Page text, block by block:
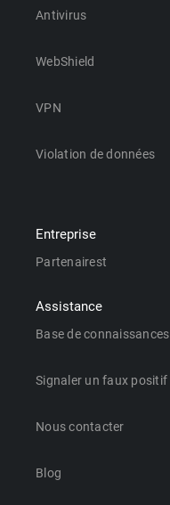
Antivirus
WebShield
VPN
Violation de données
Entreprise
Partenairest
Assistance
Base de connaissances
Signaler un faux positif
Nous contacter
Blog